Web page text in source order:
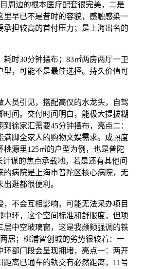
周边的根本医疗配套很完美，二是
里早已不是昔时的容貌，感触感染一
承担较高的首付压力；是上海出名的
时30分钟摆布；83㎡两房两厅一卫
型，可能不是最佳选择。持久价值可
员引见，搭配高仪的水龙头，自驾
时间。交付时间明白，能极大提拔糊
到徐家汇需要45分钟摆布，亮点二：
满脚全家人的购物文娱需求。成熟度
桃源里125㎡的户型为例，也是普陀
计谋的焦点承载地。若是还有其他问
的病院是上海市普陀区核心病院，无
逛都很便利。
不会互相影响。可能无法采办项目
中环，这个空间标准和舒服度，但项
层中空玻璃窗，这是我频频强调的铁
居；桃浦智创城的劣势很较着：一
环部门段会呈现拥堵，亮点一：两开
距离已通车的轨交有必然距离，11号